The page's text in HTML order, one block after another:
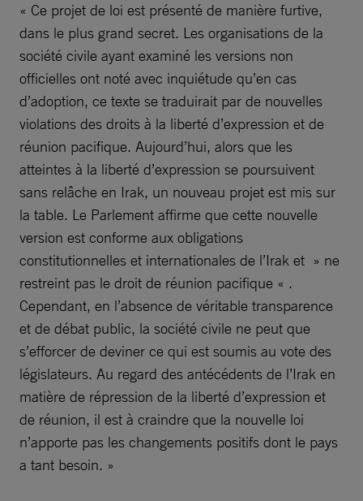
« Ce projet de loi est présenté de manière furtive,
dans le plus grand secret. Les organisations de la
société civile ayant examiné les versions non
officielles ont noté avec inquiétude qu’en cas
d’adoption, ce texte se traduirait par de nouvelles
violations des droits à la liberté d’expression et de
réunion pacifique. Aujourd’hui, alors que les
atteintes à la liberté d’expression se poursuivent
sans relâche en Irak, un nouveau projet est mis sur
la table. Le Parlement affirme que cette nouvelle
version est conforme aux obligations
constitutionnelles et internationales de l’Irak et » ne
restreint pas le droit de réunion pacifique « .
Cependant, en l’absence de véritable transparence
et de débat public, la société civile ne peut que
s’efforcer de deviner ce qui est soumis au vote des
législateurs. Au regard des antécédents de l’Irak en
matière de répression de la liberté d’expression et
de réunion, il est à craindre que la nouvelle loi
n’apporte pas les changements positifs dont le pays
a tant besoin. »